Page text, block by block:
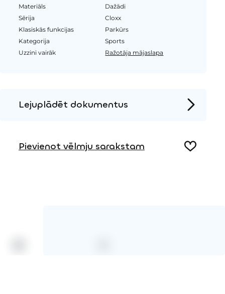
Materiāls
Dažādi
Sērija
Cloxx
Klasiskās funkcijas
Parkūrs
Kategorija
Sports
Uzzini vairāk
Ražotāja mājaslapa
Lejuplādēt dokumentus
Instalācijas instrukcijas
Pievienot vēlmju sarakstam